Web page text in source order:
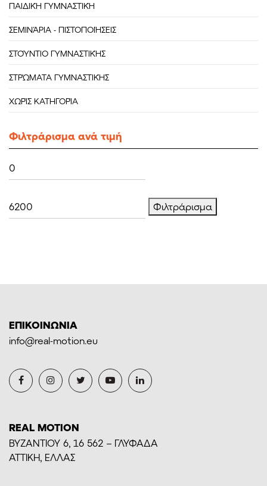
ΠΑΙΔΙΚΉ ΓΥΜΝΑΣΤΙΚΉ
ΣΕΜΙΝΆΡΙΑ - ΠΙΣΤΟΠΟΙΉΣΕΙΣ
ΣΤΟΎΝΤΙΟ ΓΥΜΝΑΣΤΙΚΉΣ
ΣΤΡΏΜΑΤΑ ΓΥΜΝΑΣΤΙΚΉΣ
ΧΩΡΊΣ ΚΑΤΗΓΟΡΊΑ
Φιλτράρισμα ανά τιμή
Ελάχιστη
τιμή
τιμή
Φιλτράρισμα
ΕΠΙΚΟΙΝΩΝΙΑ
info@real-motion.eu
REAL MOTION
BYZANTIOY 6, 16 562 – ΓΛΥΦΑΔΑ
ΑΤΤΙΚΗ, ΕΛΛΑΣ